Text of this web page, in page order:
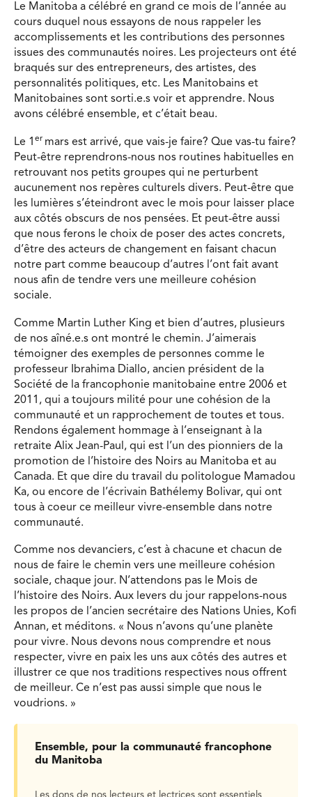
Le Manitoba a célébré en grand ce mois de l’année au
cours duquel nous essayons de nous rappeler les
accomplissements et les contributions des personnes
issues des communautés noires. Les projecteurs ont été
braqués sur des entrepreneurs, des artistes, des
personnalités politiques, etc. Les Manitobains et
Manitobaines sont sorti.e.s voir et apprendre. Nous
avons célébré ensemble, et c’était beau.
Le 1 er mars est arrivé, que vais-je faire? Que vas-tu faire?
Peut-être reprendrons-nous nos routines habituelles en
retrouvant nos petits groupes qui ne perturbent
aucunement nos repères culturels divers. Peut-être que
les lumières s’éteindront avec le mois pour laisser place
aux côtés obscurs de nos pensées. Et peut-être aussi
que nous ferons le choix de poser des actes concrets,
d’être des acteurs de changement en faisant chacun
notre part comme beaucoup d’autres l’ont fait avant
nous afin de tendre vers une meilleure cohésion
sociale.
Comme Martin Luther King et bien d’autres, plusieurs
de nos aîné.e.s ont montré le chemin. J’aimerais
témoigner des exemples de personnes comme le
professeur Ibrahima Diallo, ancien président de la
Société de la francophonie manitobaine entre 2006 et
2011, qui a toujours milité pour une cohésion de la
communauté et un rapprochement de toutes et tous.
Rendons également hommage à l’enseignant à la
retraite Alix Jean-Paul, qui est l’un des pionniers de la
promotion de l’histoire des Noirs au Manitoba et au
Canada. Et que dire du travail du politologue Mamadou
Ka, ou encore de l’écrivain Bathélemy Bolivar, qui ont
tous à coeur ce meilleur vivre-ensemble dans notre
communauté.
Comme nos devanciers, c’est à chacune et chacun de
nous de faire le chemin vers une meilleure cohésion
sociale, chaque jour. N’attendons pas le Mois de
l’histoire des Noirs. Aux levers du jour rappelons-nous
les propos de l’ancien secrétaire des Nations Unies, Kofi
Annan, et méditons. « Nous n’avons qu’une planète
pour vivre. Nous devons nous comprendre et nous
respecter, vivre en paix les uns aux côtés des autres et
illustrer ce que nos traditions respectives nous offrent
de meilleur. Ce n’est pas aussi simple que nous le
voudrions. »
Ensemble, pour la communauté francophone
du Manitoba
Les dons de nos lecteurs et lectrices sont essentiels